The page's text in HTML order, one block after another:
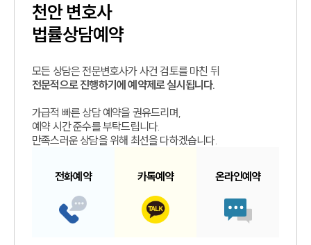
천안변호사
법률상담예약
모든 상담은 전문변호사가 사건 검토를 마친 뒤
전문적으로 진행하기에 예약제로 실시됩니다.
가급적 빠른 상담 예약을 권유드리며,
예약 시간 준수를 부탁드립니다.
만족스러운 상담을 위해 최선을 다하겠습니다.
전화예약 카톡예약 온라인예약